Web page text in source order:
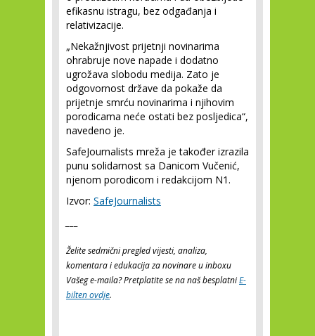
efikasnu istragu, bez odgađanja i
relativizacije.
„Nekažnjivost prijetnji novinarima
ohrabruje nove napade i dodatno
ugrožava slobodu medija. Zato je
odgovornost države da pokaže da
prijetnje smrću novinarima i njihovim
porodicama neće ostati bez posljedica“,
navedeno je.
SafeJournalists mreža je također izrazila
punu solidarnost sa Danicom Vučenić,
njenom porodicom i redakcijom N1.
Izvor: SafeJournalists
Želite sedmični pregled vijesti, analiza,
komentara i edukacija za novinare u inboxu
Vašeg e-maila? Pretplatite se na naš besplatniE-
bilten ovdje.